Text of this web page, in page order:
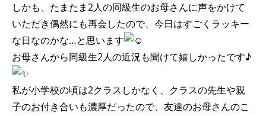
しかも、たまたま2人の同級生のお母さんに声をかけて
いただき偶然にも再会したので、今日はすごくラッキー
な日なのかな…と思います
お母さんから同級生2人の近況も聞けて嬉しかったです♪
私が小学校の頃は2クラスしかなく、クラスの先生や親
子のお付き合いも濃厚だったので、友達のお母さんのこ